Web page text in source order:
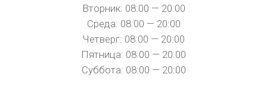
Вторник: 08:00 — 20:00
Среда: 08:00 — 20:00
Четверг: 08:00 — 20:00
Пятница: 08:00 — 20:00
Суббота: 08:00 — 20:00